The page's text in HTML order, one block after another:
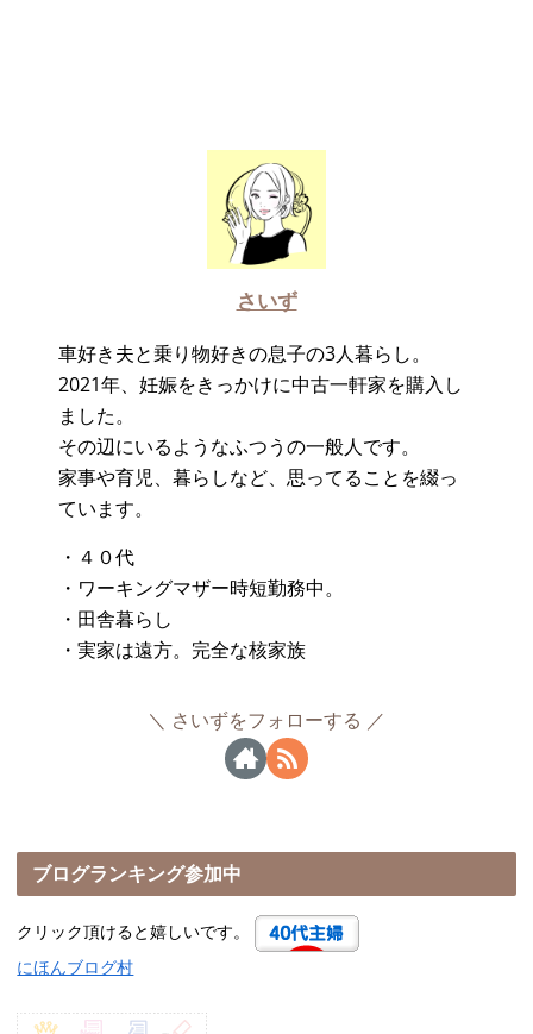
さいず
車好き夫と乗り物好きの息子の3人暮らし。
2021年、妊娠をきっかけに中古一軒家を購入し
ました。
その辺にいるようなふつうの一般人です。
家事や育児、暮らしなど、思ってることを綴っ
ています。
・４０代
・ワーキングマザー時短勤務中。
・田舎暮らし
・実家は遠方。完全な核家族
さいずをフォローする
ブログランキング参加中
クリック頂けると嬉しいです。
にほんブログ村